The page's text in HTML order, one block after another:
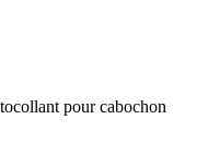
pour cabochon